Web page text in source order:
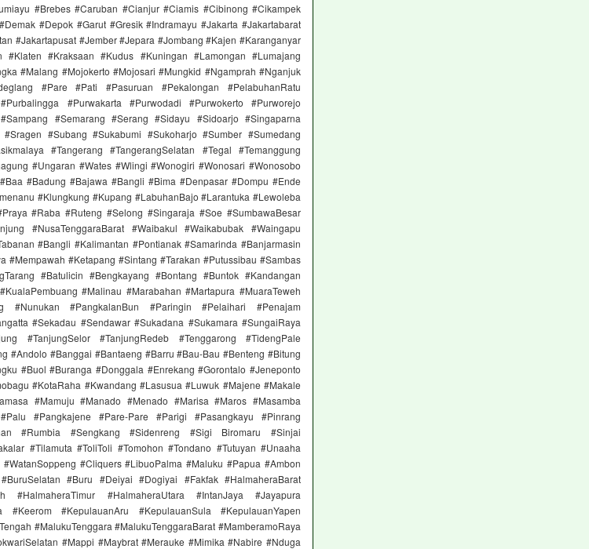
#Brebes #Caruban #Cianjur #Ciamis #Cibinong #Cikampek
#Depok #Garut #Gresik #Indramayu #Jakarta #Jakartabarat
#Jakartapusat #Jember #Jepara #Jombang #Kajen #Karanganyar
#Kraksaan #Kudus #Kuningan #Lamongan #Lumajang
#Malang #Mojokerto #Mojosari #Mungkid #Ngamprah #Nganjuk
#Pare #Pati #Pasuruan #Pekalongan #PelabuhanRatu
#Purwakarta #Purwodadi #Purwokerto #Purworejo
#Semarang #Serang #Sidayu #Sidoarjo #Singaparna
#Subang #Sukabumi #Sukoharjo #Sumber #Sumedang
#Tangerang #TangerangSelatan #Tegal #Temanggung
#Ungaran #Wates #Wlingi #Wonogiri #Wonosari #Wonosobo
#Badung #Bajawa #Bangli #Bima #Denpasar #Dompu #Ende
#Klungkung #Kupang #LabuhanBajo #Larantuka #Lewoleba
#Raba #Ruteng #Selong #Singaraja #Soe #SumbawaBesar
#NusaTenggaraBarat #Waibakul #Waikabubak #Waingapu
#Bangli #Kalimantan #Pontianak #Samarinda #Banjarmasin
#Mempawah #Ketapang #Sintang #Tarakan #Putussibau #Sambas
#Batulicin #Bengkayang #Bontang #Buntok #Kandangan
#Malinau #Marabahan #Martapura #MuaraTeweh
#Nunukan #PangkalanBun #Paringin #Pelaihari #Penajam
#Sekadau #Sendawar #Sukadana #Sukamara #SungaiRaya
#TanjungSelor #TanjungRedeb #Tenggarong #TidengPale
#Andolo #Banggai #Bantaeng #Barru #Bau-Bau #Benteng #Bitung
#Buol #Buranga #Donggala #Enrekang #Gorontalo #Jeneponto
#KotaRaha #Kwandang #Lasusua #Luwuk #Majene #Makale
#Mamuju #Manado #Menado #Marisa #Maros #Masamba
#Pangkajene #Pare-Pare #Parigi #Pasangkayu #Pinrang
#Rumbia #Sengkang #Sidenreng #Sigi Biromaru #Sinjai
#Tilamuta #ToliToli #Tomohon #Tondano #Tutuyan #Unaaha
#Cliquers #LibuoPalma #Maluku #Papua #Ambon
#Buru #Deiyai #Dogiyai #Fakfak #HalmaheraBarat
#HalmaheraTimur #HalmaheraUtara #IntanJaya #Jayapura
#Keerom #KepulauanAru #KepulauanSula #KepulauanYapen
#MalukuTenggara #MalukuTenggaraBarat #MamberamoRaya
#Mappi #Maybrat #Merauke #Mimika #Nabire #Nduga